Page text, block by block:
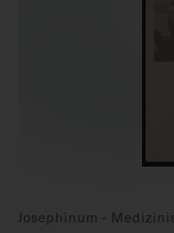
Josephinum -